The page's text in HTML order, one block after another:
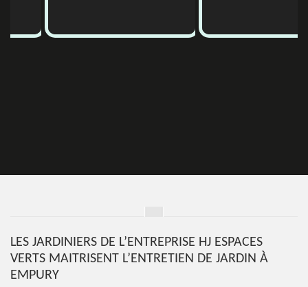
LES JARDINIERS DE L’ENTREPRISE HJ ESPACES
VERTS MAITRISENT L’ENTRETIEN DE JARDIN À
EMPURY